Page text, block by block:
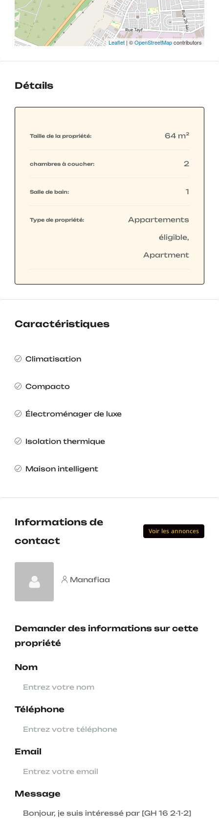
Leaflet | ©OpenStreetMapcontributors
Détails
Taille de la propriété: 64 m²
chambres à coucher: 2
Salle de bain: 1
Type de propriété: Appartements
éligible,
Apartment
Caractéristiques
Climatisation
Compacto
Électroménager de luxe
Isolation thermique
Maison intelligent
Informations de
contact
Voir les annonces
Manafiaa
Demander des informations sur cette
propriété
Nom
Téléphone
Email
Message